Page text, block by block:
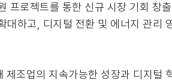
프로젝트를 통한 신규 시장 기회 창
하고, 디지털 전환 및 에너지 관리
조업의 지속가능한 성장과 디지털